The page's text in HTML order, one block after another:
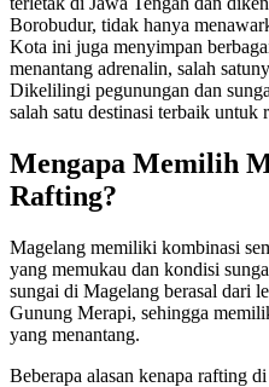
Borobudur, tidak hanya
Kota ini juga menyimpan
menantang adrenalin, salah
Dikelilingi pegunungan dan
salah satu destinasi terbaik untuk
Mengapa Memilih
Rafting?
Magelang memiliki kombinasi
yang memukau dan kondisi
sungai di Magelang berasal dari
Gunung Merapi, sehingga
yang menantang.
Beberapa alasan kenapa rafting